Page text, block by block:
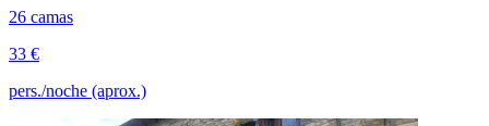
26 camas
33 €
pers./noche (aprox.)